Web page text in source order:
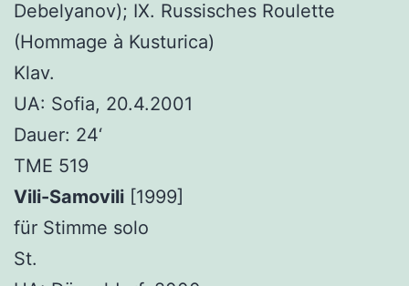
Debelyanov); IX. Russisches Roulette
(Hommage à Kusturica)
Klav.
UA: Sofia, 20.4.2001
Dauer: 24‘
TME 519
Vili-Samovili [1999]
für Stimme solo
St.